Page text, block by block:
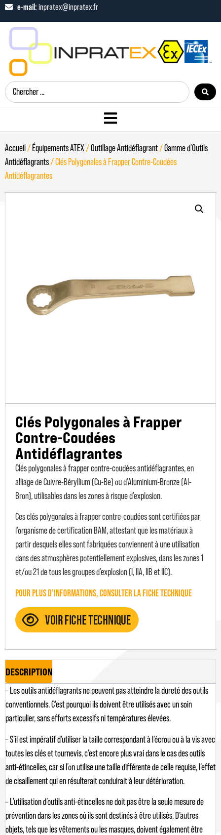
e-mail: inpratex@inpratex.fr
Accueil/Équipements ATEX /Outillage Antidéflagrant/Gamme d'Outils
Antidéflagrants/ Clés Polygonales à Frapper Contre-Coudées
Antidéflagrantes
Clés Polygonales à Frapper
Contre-Coudées
Antidéflagrantes
Clés polygonales à frapper contre-coudées antidéflagrantes, en
alliage de Cuivre-Béryllium (Cu-Be) ou d’Aluminium-Bronze (Al-
Bron), utilisables dans les zones à risque d’explosion.
Ces clés polygonales à frapper contre-coudées sont certifiées par
l’organisme de certification BAM, attestant que les matériaux à
partir desquels elles sont fabriquées conviennent à une utilisation
dans des atmosphères potentiellement explosives, dans les zones 1
et/ou 21 de tous les groupes d’explosion (I, IIA, IIB et IIC).
POUR PLUS D’INFORMATIONS, CONSULTER LA FICHE TECHNIQUE
DESCRIPTION
– Les outils antidéflagrants ne peuvent pas atteindre la dureté des outils
conventionnels. C’est pourquoi ils doivent être utilisés avec un soin
particulier, sans efforts excessifs ni températures élevées.
– S’il est impératif d’utiliser la taille correspondant à l’écrou ou à la vis avec
toutes les clés et tournevis, c’est encore plus vrai dans le cas des outils
anti-étincelles, car si l’on utilise une taille différente de celle requise, l’effet
de cisaillement qui en résulterait conduirait à leur détérioration.
– L’utilisation d’outils anti-étincelles ne doit pas être la seule mesure de
prévention dans les zones où ils sont destinés à être utilisés. D’autres
objets, tels que les vêtements ou les masques, doivent également être